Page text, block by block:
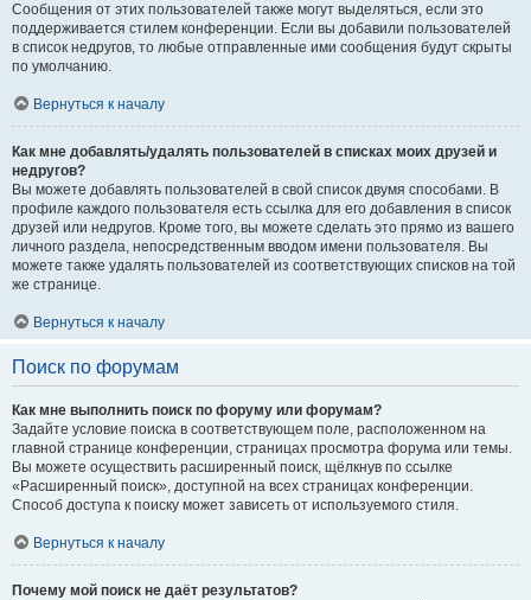
Сообщения от этих пользователей также могут выделяться, если это
поддерживается стилем конференции. Если вы добавили пользователей
в список недругов, то любые отправленные ими сообщения будут скрыты
по умолчанию.
Вернуться к началу
Как мне добавлять/удалять пользователей в списках моих друзей и
недругов?
Вы можете добавлять пользователей в свой список двумя способами. В
профиле каждого пользователя есть ссылка для его добавления в список
друзей или недругов. Кроме того, вы можете сделать это прямо из вашего
личного раздела, непосредственным вводом имени пользователя. Вы
можете также удалять пользователей из соответствующих списков на той
же странице.
Вернуться к началу
Поиск по форумам
Как мне выполнить поиск по форуму или форумам?
Задайте условие поиска в соответствующем поле, расположенном на
главной странице конференции, страницах просмотра форума или темы.
Вы можете осуществить расширенный поиск, щёлкнув по ссылке
«Расширенный поиск», доступной на всех страницах конференции.
Способ доступа к поиску может зависеть от используемого стиля.
Вернуться к началу
Почему мой поиск не даёт результатов?